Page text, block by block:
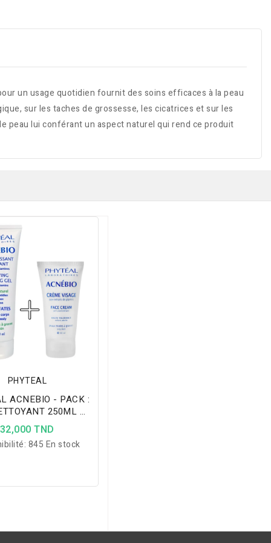
pour un usage quotidien fournit des soins efficaces à la peau
sur les taches de grossesse, les cicatrices et sur les
peau lui conférant un aspect naturel qui rend ce produit
PHYTEAL
ACNEBIO - PACK :
250ML +
HYDTRATANTE
50ML
32,000 TND
845 En stock